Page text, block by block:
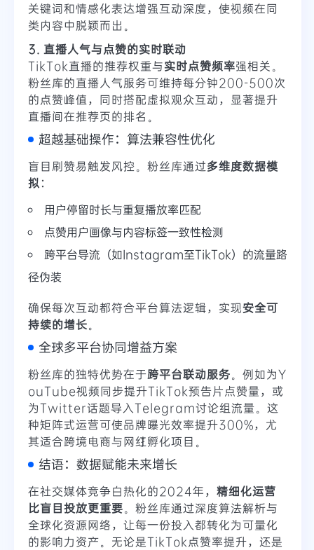
关键词和情感化表达增强互动深度，使视频在同
类内容中脱颖而出。
3. 直播人气与点赞的实时联动
TikTok直播的推荐权重与实时点赞频率强相关。
粉丝库的直播人气服务可维持每分钟200-500次
的点赞峰值，同时搭配虚拟观众互动，显著提升
直播间在推荐页的排名。
超越基础操作：算法兼容性优化
盲目刷赞易触发风控。粉丝库通过多维度数据模
拟 ：
用户停留时长与重复播放率匹配
点赞用户画像与内容标签一致性检测
跨平台导流（如Instagram至TikTok）的流量路
径伪装
确保每次互动都符合平台算法逻辑，实现安全可
持续的增长。
全球多平台协同增益方案
粉丝库的独特优势在于跨平台联动服务。例如为Y
ouTube视频同步提升TikTok预告片点赞量，或
为Twitter话题导入Telegram讨论组流量。这
种矩阵式运营可使品牌曝光效率提升300%，尤
其适合跨境电商与网红孵化项目。
结语：数据赋能未来增长
在社交媒体竞争白热化的2024年， 精细化运营
比盲目投放更重要。粉丝库通过深度算法解析与
全球化资源网络，让每一份投入都转化为可量化
的影响力资产。无论是TikTok点赞率提升，还是